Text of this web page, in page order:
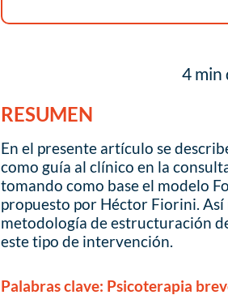
4 min
RESUMEN
En el presente artículo se
como guía al clínico en la
tomando como base el modelo
propuesto por Héctor Fiorini. Así
metodología de estructuración
este tipo de intervención.
Palabras clave: Psicoterapia